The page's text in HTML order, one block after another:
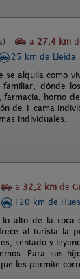
a 27,4 km
25 km de Lleida
se alquila como
dónde
horno
de 1 cama
individuales.
a 32,2 km de
120 km de
lo alto de la
al turista la
sentado y
Para sus
les permite